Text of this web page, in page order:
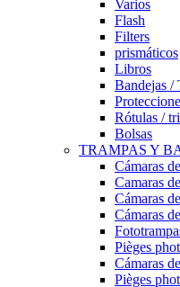
Varios
Flash
Filters
prismáticos
Libros
Bandejas /
Rótulas /
Bolsas
TRAMPAS Y
Cámaras
Camaras
Cámaras
Cámaras
Pièges
Cámaras
Pièges